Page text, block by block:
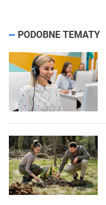
PODOBNE TEMATY